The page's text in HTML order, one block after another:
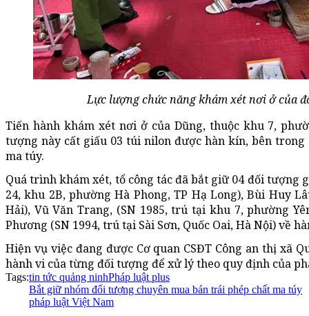
Lực lượng chức năng khám xét nơi ở của
Tiến hành khám xét nơi ở của Dũng, thuộc khu 7,
tượng này cất giấu 03 túi nilon được hàn kín, bên
ma túy.
Quá trình khám xét, tổ công tác đã bắt giữ 04 đối tượng
24, khu 2B, phường Hà Phong, TP Hạ Long), Bùi Huy
Hải), Vũ Văn Trang, (SN 1985, trú tại khu 7, phường
Phương (SN 1994, trú tại Sài Sơn, Quốc Oai, Hà Nội) về
Hiện vụ việc đang được Cơ quan CSĐT Công an thị xã
hành vi của từng đối tượng để xử lý theo quy định của
Tags:tin tức quảng ninhPháp luật plus
Bắt giữ nhóm đối tượng chuyên mua bán trái phép chất ma túy
pháp luật Việt Nam